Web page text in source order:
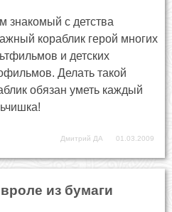
знакомый с детства
кораблик герой многих
и детских
Делать такой
обязан уметь каждый
Дмитрий ДА 01.03.2009
из бумаги